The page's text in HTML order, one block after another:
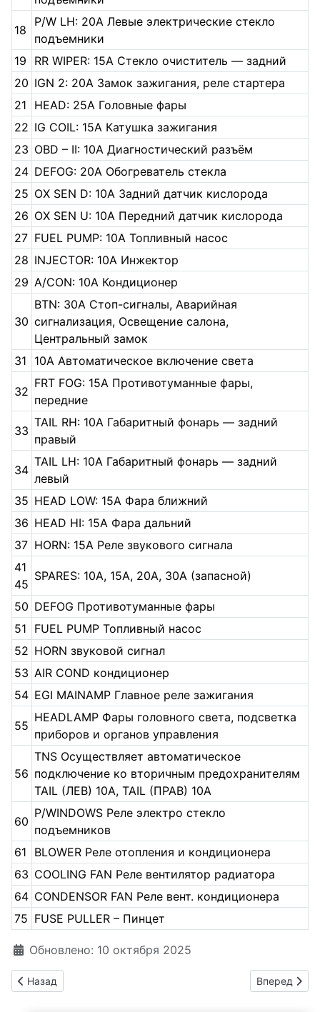
18
P/W LH: 20A Левые электрические стекло
подъемники
19
RR WIPER: 15A Стекло очиститель — задний
20 IGN 2: 20A Замок зажигания, реле стартера
21
HEAD: 25A Головные фары
22 IG COIL: 15A Катушка зажигания
23 OBD – II: 10A Диагностический разъём
24 DEFOG: 20A Обогреватель стекла
25 OX SEN D: 10A Задний датчик кислорода
26 OX SEN U: 10A Передний датчик кислорода
27 FUEL PUMP: 10A Топливный насос
28 INJECTOR: 10A Инжектор
29 A/CON: 10A Кондиционер
30
BTN: 30A Стоп-сигналы, Аварийная
сигнализация, Освещение салона,
Центральный замок
31
10А Автоматическое включение света
32
FRT FOG: 15A Противотуманные фары,
передние
33
TAIL RH: 10A Габаритный фонарь — задний
правый
34
TAIL LH: 10A Габаритный фонарь — задний
левый
35 HEAD LOW: 15A Фара ближний
36 HEAD HI: 15A Фара дальний
37 HORN: 15A Реле звукового сигнала
41
45
SPARES: 10A, 15A, 20A, 30A (запасной)
50 DEFOG Противотуманные фары
51
FUEL PUMP Топливный насос
52 HORN звуковой сигнал
53 AIR COND кондиционер
54 EGI MAINAMP Главное реле зажигания
55
HEADLAMP Фары головного света, подсветка
приборов и органов управления
56
TNS Осуществляет автоматическое
подключение ко вторичным предохранителям
TAIL (ЛЕВ) 10А, TAIL (ПРАВ) 10А
60
P/WINDOWS Реле электро стекло
подъемников
61
BLOWER Реле отопления и кондиционера
63 COOLING FAN Реле вентилятор радиатора
64 CONDENSOR FAN Реле вент. кондиционера
75 FUSE PULLER – Пинцет
Информация о материале
Обновлено: 10 октября 2025
Предыдущий: Kia Soul 1 предохранители и реле
Назад Следующий:
Вперед